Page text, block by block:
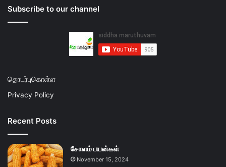
Subscribe to our channel
தொடர்புகொள்ள
Privacy Policy
Recent Posts
சோளம் பயன்கள்
November 15, 2024